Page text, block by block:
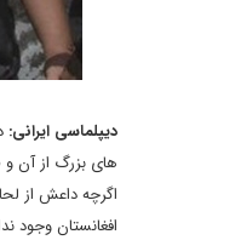
دیپلماسی ایرانی:
های بزرگ از آن
اگرچه داعش از
افغانستان وجود